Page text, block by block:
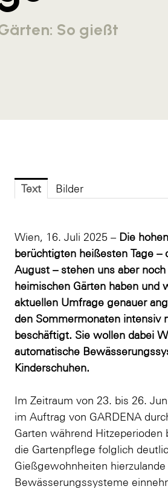
So gießt
Text Bilder
Wien, 16. Juli 2025 – Die
berüchtigten heißesten Tage –
August – stehen uns aber
heimischen Gärten haben und
aktuellen Umfrage genauer
den Sommermonaten intensiv
beschäftigt. Sie wollen dabei
automatische
Kinderschuhen.
Im Zeitraum von 23. bis 26.
im Auftrag von GARDENA
Garten während
die Gartenpflege folglich
Gießgewohnheiten
Bewässerungssysteme